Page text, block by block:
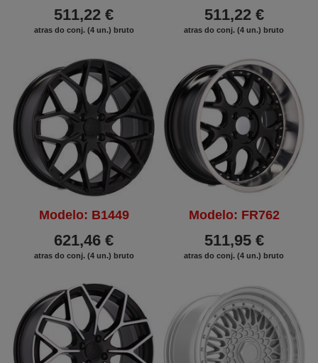
511,22 €
atras do conj. (4 un.) bruto
511,22 €
atras do conj. (4 un.) bruto
Modelo: B1449
621,46 €
atras do conj. (4 un.) bruto
Modelo: FR762
511,95 €
atras do conj. (4 un.) bruto